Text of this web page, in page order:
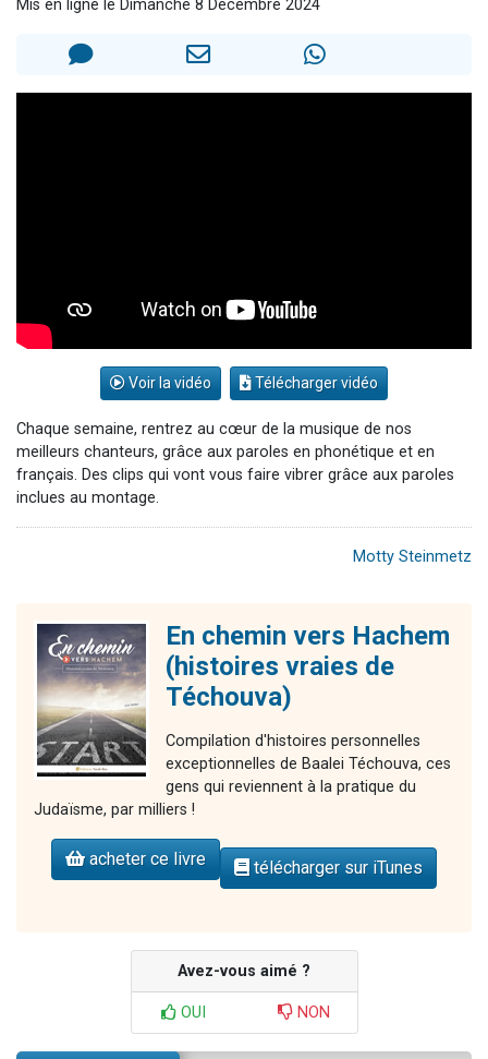
12 nouvelles musiques dans Torah-Box Music
Mis en ligne le Dimanche 8 Décembre 2024
Voir la vidéo Télécharger vidéo
Chaque semaine, rentrez au cœur de la musique de nos
meilleurs chanteurs, grâce aux paroles en phonétique et en
français. Des clips qui vont vous faire vibrer grâce aux paroles
inclues au montage.
Motty Steinmetz
En chemin vers Hachem
(histoires vraies de
Téchouva)
Compilation d'histoires personnelles
exceptionnelles de Baalei Téchouva, ces
gens qui reviennent à la pratique du
Judaïsme, par milliers !
acheter ce livre télécharger sur iTunes
Avez-vous aimé ?
OUI NON